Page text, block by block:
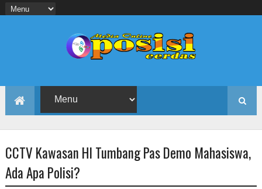
CCTV Kawasan HI Tumbang Pas Demo Mahasiswa,
Ada Apa Polisi?